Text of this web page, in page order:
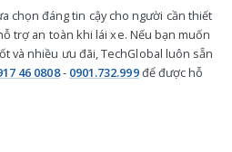
chọn đáng tin cậy cho người cần thiết
trợ an toàn khi lái xe. Nếu bạn muốn
và nhiều ưu đãi, TechGlobal luôn sẵn
46 0808- 0901.732.999để được hỗ